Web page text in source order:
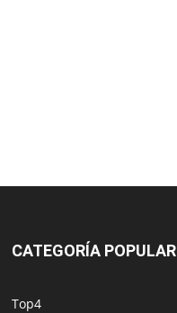
CATEGORÍA POPULAR
Top4